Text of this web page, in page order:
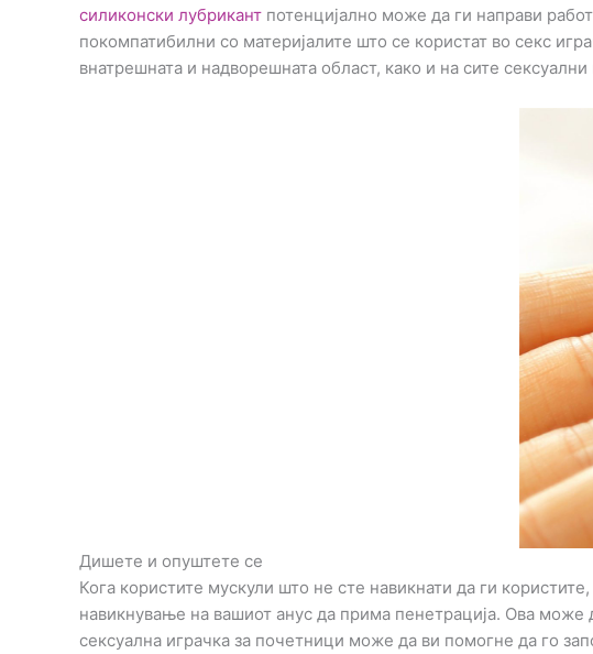
силиконски лубрикант потенцијално може да ги направи
покомпатибилни со материјалите што се користат во секс
внатрешната и надворешната област, како и на сите
Дишете и опуштете се
Кога користите мускули што не сте навикнати да ги
навикнување на вашиот анус да прима пенетрација. Ова може
сексуална играчка за почетници може да ви помогне да го